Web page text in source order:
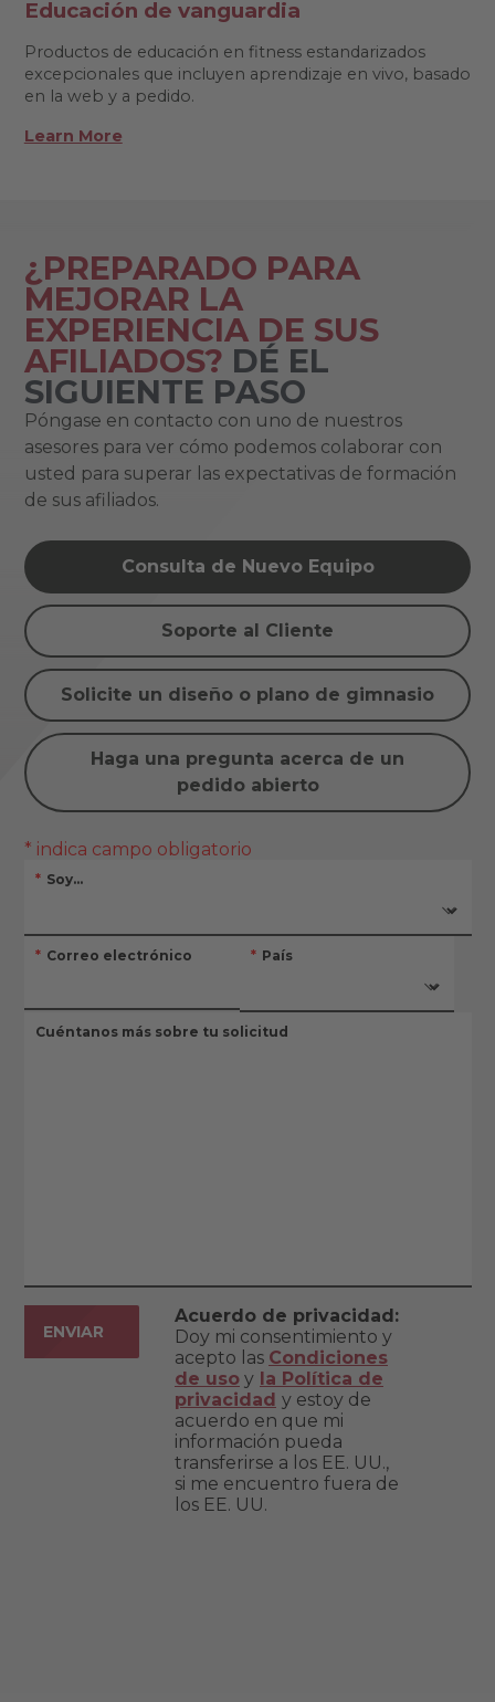
Educación de vanguardia
Productos de educación en fitness estandarizados
excepcionales que incluyen aprendizaje en vivo, basado
en la web y a pedido.
Learn More
¿PREPARADO PARA
MEJORAR LA
EXPERIENCIA DE SUS
AFILIADOS? DÉ EL
SIGUIENTE PASO
Póngase en contacto con uno de nuestros
asesores para ver cómo podemos colaborar con
usted para superar las expectativas de formación
de sus afiliados.
Consulta de Nuevo Equipo
Soporte al Cliente
Solicite un diseño o plano de gimnasio
Haga una pregunta acerca de un
pedido abierto